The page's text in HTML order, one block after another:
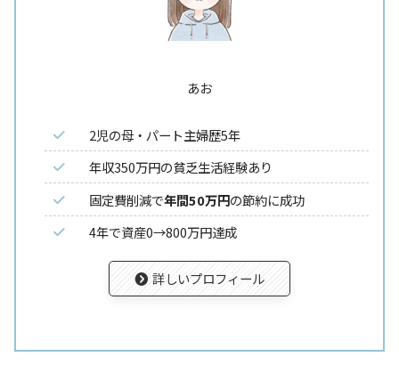
あお
2児の母・パート主婦歴5年
年収350万円の貧乏生活経験あり
固定費削減で年間50万円の節約に成功
4年で資産0→800万円達成
詳しいプロフィール